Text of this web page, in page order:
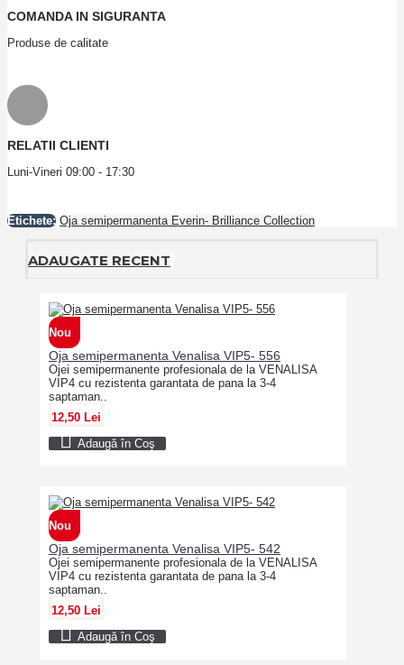
COMANDA IN SIGURANTA
Produse de calitate
RELATII CLIENTI
Luni-Vineri 09:00 - 17:30
Etichete: Oja semipermanenta Everin- Brilliance Collection
ADAUGATE RECENT
Nou
Oja semipermanenta Venalisa VIP5- 556
Ojei semipermanente profesionala de la VENALISA
VIP4 cu rezistenta garantata de pana la 3-4
saptaman..
12,50 Lei
Adaugă în Coş
Nou
Oja semipermanenta Venalisa VIP5- 542
Ojei semipermanente profesionala de la VENALISA
VIP4 cu rezistenta garantata de pana la 3-4
saptaman..
12,50 Lei
Adaugă în Coş